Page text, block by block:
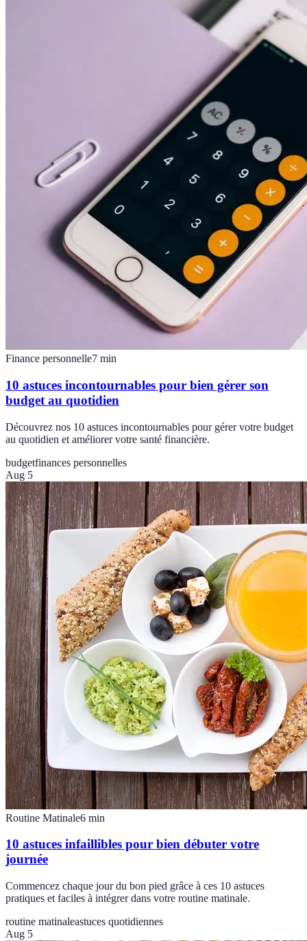
Finance personnelle7 min
10 astuces incontournables pour bien gérer son
budget au quotidien
Découvrez nos 10 astuces incontournables pour gérer votre budget
au quotidien et améliorer votre santé financière.
budgetfinances personnelles
Aug 5
Routine Matinale6 min
10 astuces infaillibles pour bien débuter votre
journée
Commencez chaque jour du bon pied grâce à ces 10 astuces
pratiques et faciles à intégrer dans votre routine matinale.
routine matinaleastuces quotidiennes
Aug 5